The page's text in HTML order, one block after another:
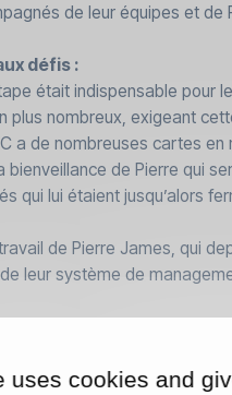
de leur équipes et
défis :
était indispensable pour
plus nombreux, exigeant
a de nombreuses cartes
bienveillance de Pierre qui
qui lui étaient jusqu’alors
de Pierre James, qui
leur système de
uses cookies and